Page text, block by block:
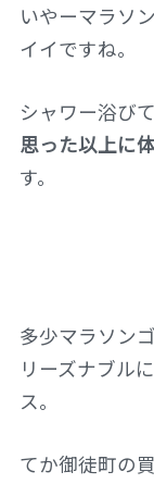
いやーマラソ
イイですね。
シャワー浴び
思った以上に
す。
多少マラソン
リーズナブル
ス。
てか御徒町の